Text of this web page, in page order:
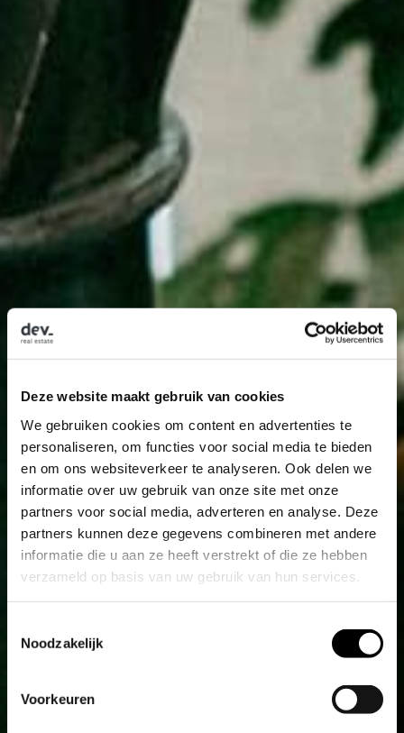
Deze website maakt gebruik van cookies
We gebruiken cookies om content en advertenties te
personaliseren, om functies voor social media te bieden
en om ons websiteverkeer te analyseren. Ook delen we
informatie over uw gebruik van onze site met onze
partners voor social media, adverteren en analyse. Deze
partners kunnen deze gegevens combineren met andere
informatie die u aan ze heeft verstrekt of die ze hebben
verzameld op basis van uw gebruik van hun services.
Noodzakelijk
Voorkeuren